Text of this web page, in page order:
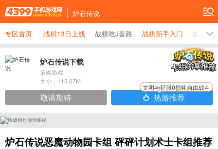
炉石传说
专区首页 战棋13日上线 战棋吃J套路 战棋新手入门 战棋野
炉石传说下载
策略游戏
大小： 113.67M
敬请期待 热游推荐
文明与征服0损耗自由战斗
炉石传说恶魔动物园卡组 砰砰计划术士卡组推荐